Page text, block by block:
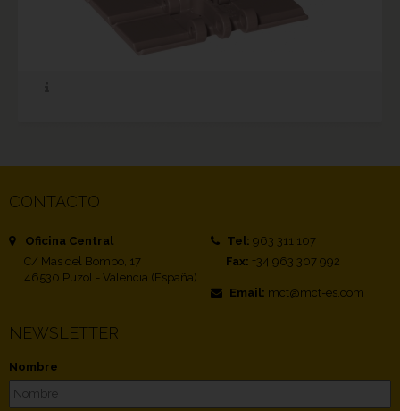
CONTACTO
Oficina Central
C/ Mas del Bombo, 17
46530 Puzol - Valencia (España)
Tel: 963 311 107
Fax: +34 963 307 992
Email: mct@mct-es.com
NEWSLETTER
Nombre